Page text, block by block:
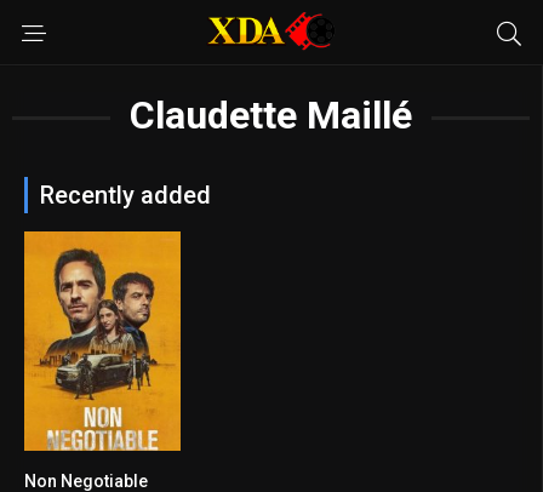
Claudette Maillé
Recently added
Non Negotiable